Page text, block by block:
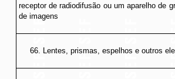
receptor de radiodifusão ou um aparelho de
de imagens
66. Lentes, prismas, espelhos e outros